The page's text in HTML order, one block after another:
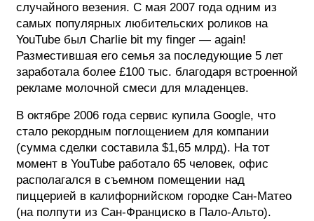
случайного везения. С мая 2007 года одним из
самых популярных любительских роликов на
YouTube был Charlie bit my finger — again!
Разместившая его семья за последующие 5 лет
заработала более £100 тыс. благодаря встроенной
рекламе молочной смеси для младенцев.
В октябре 2006 года сервис купила Google, что
стало рекордным поглощением для компании
(сумма сделки составила $1,65 млрд). На тот
момент в YouTube работало 65 человек, офис
располагался в съемном помещении над
пиццерией в калифорнийском городке Сан-Матео
(на полпути из Сан-Франциско в Пало-Альто).